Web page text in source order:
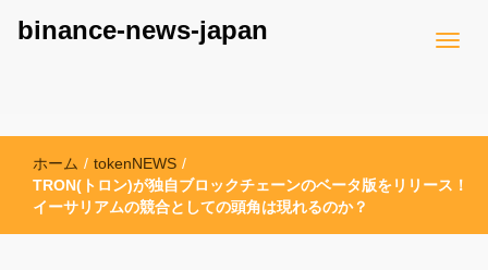
binance-news-japan
ホーム / tokenNEWS /
TRON(トロン)が独自ブロックチェーンのベータ版をリリース！
イーサリアムの競合としての頭角は現れるのか？